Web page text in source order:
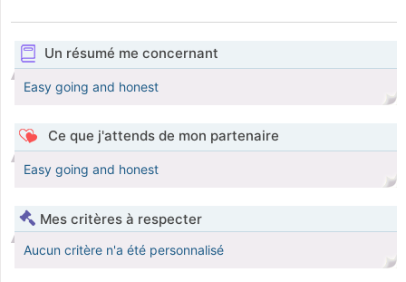
Un résumé me concernant
Easy going and honest
Ce que j'attends de mon partenaire
Easy going and honest
Mes critères à respecter
Aucun critère n'a été personnalisé